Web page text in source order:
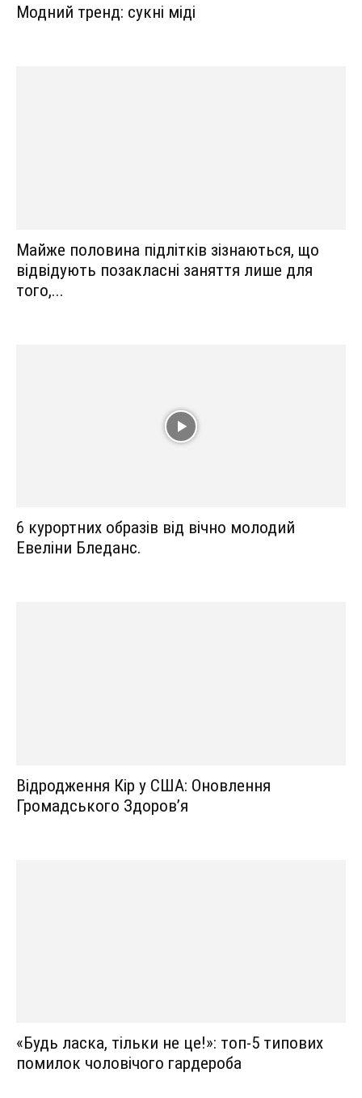
Модний тренд: сукні міді
Майже половина підлітків зізнаються, що
відвідують позакласні заняття лише для
того,...
6 курортних образів від вічно молодий
Евеліни Бледанс.
Відродження Кір у США: Оновлення
Громадського Здоров’я
«Будь ласка, тільки не це!»: топ-5 типових
помилок чоловічого гардероба